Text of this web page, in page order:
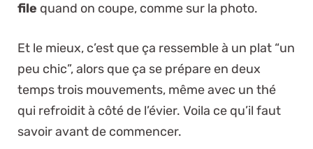
file quand on coupe, comme sur la photo.
Et le mieux, c’est que ça ressemble à un plat “un
peu chic”, alors que ça se prépare en deux
temps trois mouvements, même avec un thé
qui refroidit à côté de l’évier. Voila ce qu’il faut
savoir avant de commencer.